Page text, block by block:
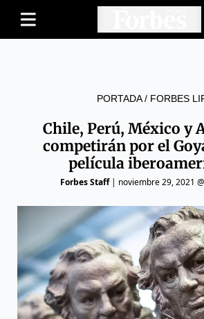
PORTADA/ FORBES
Chile, Perú, México y
competirán por el
película
Forbes Staff| noviembre 29, 2021